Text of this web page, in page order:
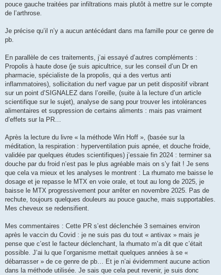
pouce gauche traitées par infiltrations mais plutôt à mettre sur le compte
de l’arthrose.
Je précise qu’il n’y a aucun antécédant dans ma famille pour ce genre de
pb.
En parallèle de ces traitements, j’ai essayé d’autres compléments :
Propolis à haute dose (je suis apicultrice, sur les conseil d’un Dr en
pharmacie, spécialiste de la propolis, qui a des vertus anti
inflammatoires), sollicitation du nerf vague par un petit dispositif vibrant
sur un point d’SIGNALEZ dans l’oreille, (suite à la lecture d’un article
scientifique sur le sujet), analyse de sang pour trouver les intolérances
alimentaires et suppression de certains aliments : mais pas vraiment
d’effets sur la PR…
Après la lecture du livre « la méthode Win Hoff », (basée sur la
méditation, la respiration : hyperventilation puis apnée, et douche froide,
validée par quelques études scientifiques) j’essaie fin 2024 : terminer sa
douche par du froid n’est pas le plus agréable mais on s’y fait ! Je sens
que cela va mieux et les analyses le montrent : La rhumato me baisse le
dosage et je repasse le MTX en voie orale, et tout au long de 2025, je
baisse le MTX progressivement pour arrêter en novembre 2025. Pas de
rechute, toujours quelques douleurs au pouce gauche, mais supportables.
Mes cheveux se redensifient.
Mes commentaires : Cette PR s’est déclenchée 3 semaines environ
après le vaccin du Covid : je ne suis pas du tout « antivax » mais je
pense que c’est le facteur déclenchant, la rhumato m’a dit que c’était
possible. J’ai lu que l’organisme mettait quelques années à se «
débarrasser » de ce genre de pb… Et je n’ai évidemment aucune action
dans la méthode utilisée. Je sais que cela peut revenir, je suis donc